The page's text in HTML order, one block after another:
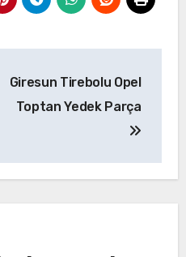
Giresun Tirebolu Opel
Toptan Yedek Parça